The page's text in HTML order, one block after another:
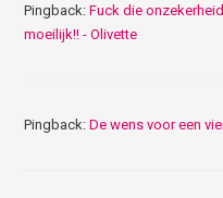
Pingback:Fuck die
moeilijk!! - Olivette
Pingback:De wens voor een